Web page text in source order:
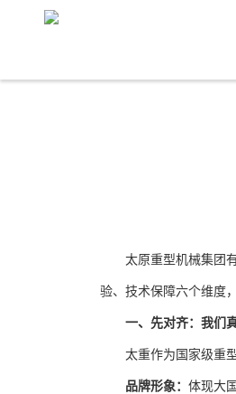
太原重型机械集团
验、技术保障六个维度
一、先对齐：我们
太重作为国家级重
品牌形象：体现大